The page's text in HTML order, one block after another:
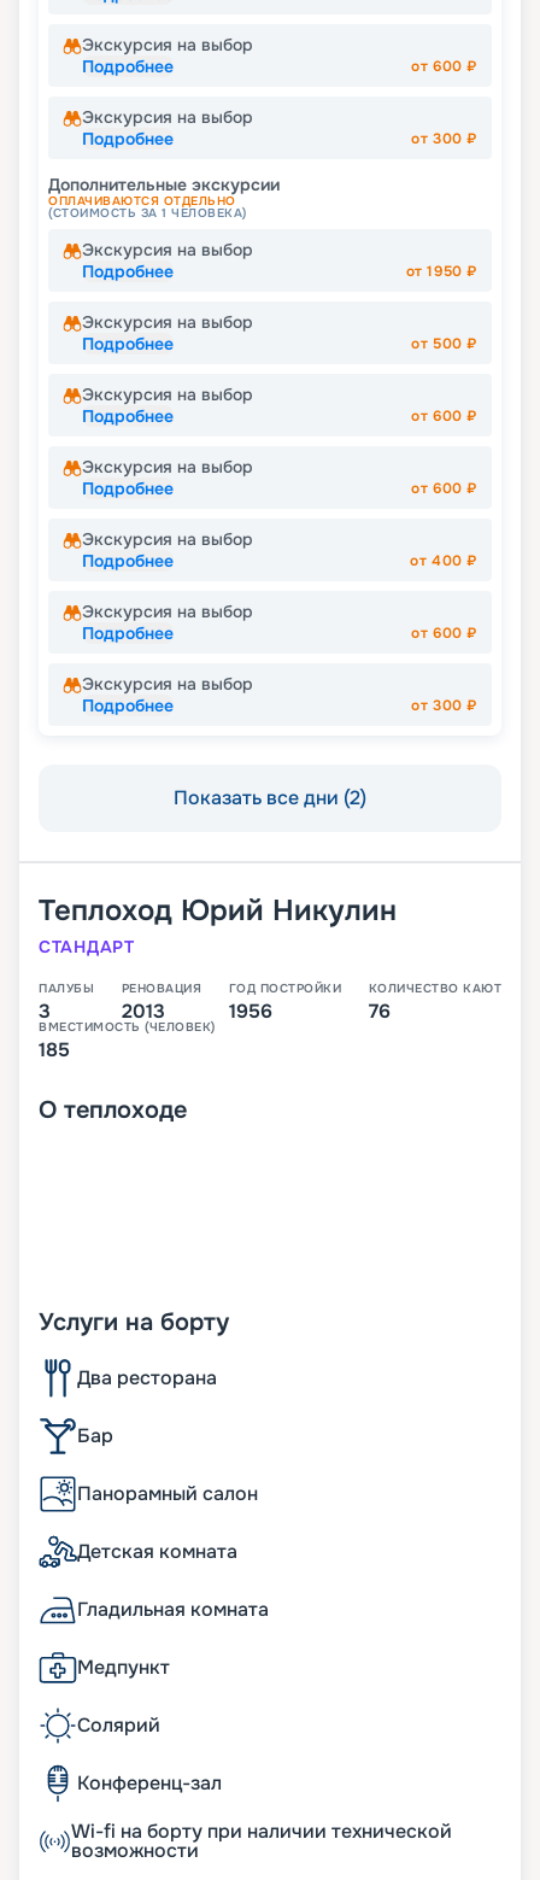
Экскурсия на выбор
Подробнее
от 600 ₽
Экскурсия на выбор
Подробнее
от 300 ₽
Дополнительные экскурсии
ОПЛАЧИВАЮТСЯ ОТДЕЛЬНО
(СТОИМОСТЬ ЗА 1 ЧЕЛОВЕКА)
Экскурсия на выбор
Подробнее
от1950 ₽
Экскурсия на выбор
Подробнее
от 500 ₽
Экскурсия на выбор
Подробнее
от 600 ₽
Экскурсия на выбор
Подробнее
от 600 ₽
Экскурсия на выбор
Подробнее
от 400 ₽
Экскурсия на выбор
Подробнее
от 600 ₽
Экскурсия на выбор
Подробнее
от 300 ₽
Показать все дни (2)
Теплоход Юрий Никулин
СТАНДАРТ
ПАЛУБЫ
3
РЕНОВАЦИЯ
2013
ГОД ПОСТРОЙКИ
1956
КОЛИЧЕСТВО КАЮТ
76
ВМЕСТИМОСТЬ (ЧЕЛОВЕК)
185
О теплоходе
Услуги на борту
Два ресторана
Бар
Панорамный салон
Детская комната
Гладильная комната
Медпункт
Солярий
Конференц-зал
Wi-fi на борту при наличии технической
возможности